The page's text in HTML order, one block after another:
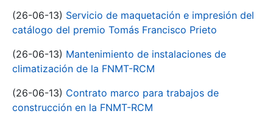
(26-06-13) Servicio de maquetación e impresión del
catálogo del premio Tomás Francisco Prieto
(26-06-13) Mantenimiento de instalaciones de
climatización de la FNMT-RCM
(26-06-13) Contrato marco para trabajos de
construcción en la FNMT-RCM